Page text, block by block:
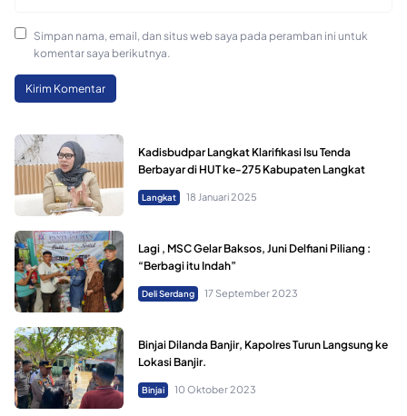
Simpan nama, email, dan situs web saya pada peramban ini untuk
komentar saya berikutnya.
Kadisbudpar Langkat Klarifikasi Isu Tenda
Berbayar di HUT ke-275 Kabupaten Langkat
Langkat 18 Januari 2025
Lagi , MSC Gelar Baksos, Juni Delfiani Piliang :
“Berbagi itu Indah”
Deli Serdang 17 September 2023
Binjai Dilanda Banjir, Kapolres Turun Langsung ke
Lokasi Banjir.
Binjai 10 Oktober 2023